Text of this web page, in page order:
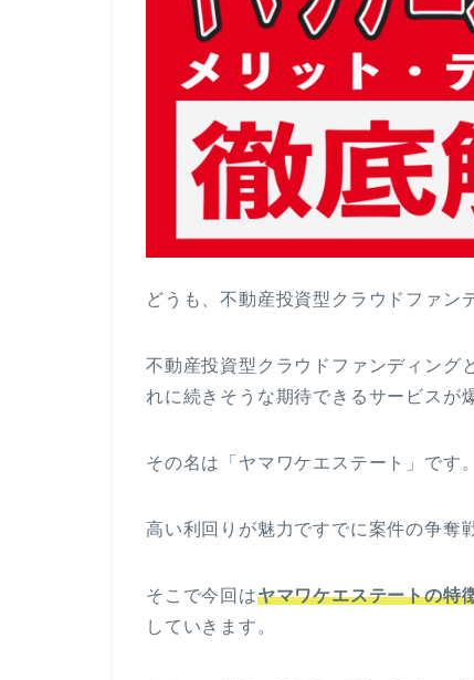
どうも、不動産投資型クラウドファン
不動産投資型クラウドファンディング
れに続きそうな期待できるサービスが
その名は「ヤマワケエステート」です。
高い利回りが魅力ですでに案件の争奪
そこで今回はヤマワケエステートの特
していきます。